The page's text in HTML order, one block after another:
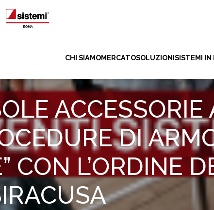
CHI SIAMOMERCATOSOLUZIONISISTEMI IN
DI
CON L’ORDINE